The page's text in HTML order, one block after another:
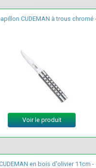
CUDEMAN à trous chromé
Voir le produit
en bois d'olivier 11cm -